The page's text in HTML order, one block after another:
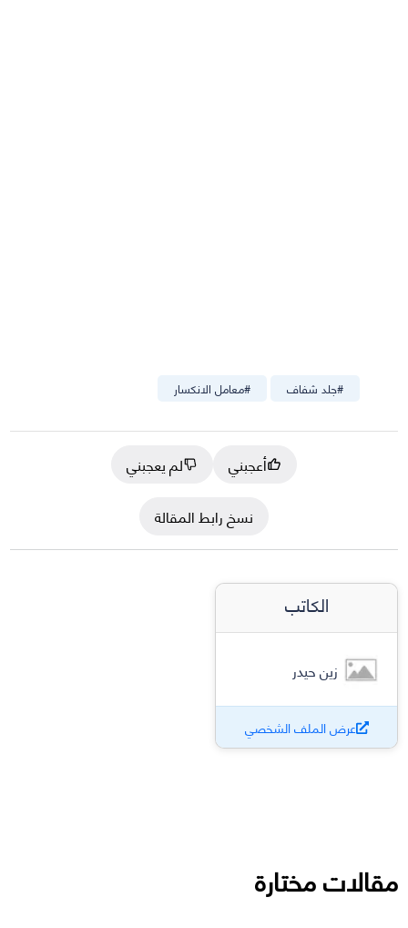
#معامل الانكسار #جلد شفاف
أعجبني
لم يعجبني
نسخ رابط المقالة
الكاتب
زين حيدر
عرض الملف الشخصي
مقالات مختارة